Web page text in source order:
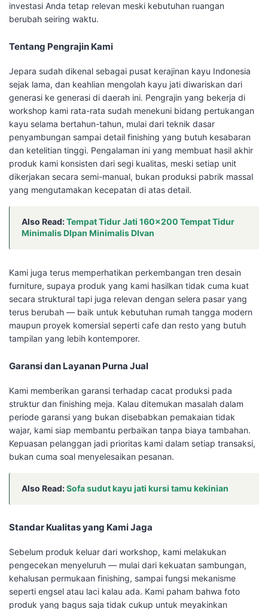
investasi Anda tetap relevan meski kebutuhan ruangan
berubah seiring waktu.
Tentang Pengrajin Kami
Jepara sudah dikenal sebagai pusat kerajinan kayu Indonesia
sejak lama, dan keahlian mengolah kayu jati diwariskan dari
generasi ke generasi di daerah ini. Pengrajin yang bekerja di
workshop kami rata-rata sudah menekuni bidang pertukangan
kayu selama bertahun-tahun, mulai dari teknik dasar
penyambungan sampai detail finishing yang butuh kesabaran
dan ketelitian tinggi. Pengalaman ini yang membuat hasil akhir
produk kami konsisten dari segi kualitas, meski setiap unit
dikerjakan secara semi-manual, bukan produksi pabrik massal
yang mengutamakan kecepatan di atas detail.
Also Read:Tempat Tidur Jati 160×200 Tempat Tidur
Minimalis DIpan Minimalis DIvan
Kami juga terus memperhatikan perkembangan tren desain
furniture, supaya produk yang kami hasilkan tidak cuma kuat
secara struktural tapi juga relevan dengan selera pasar yang
terus berubah — baik untuk kebutuhan rumah tangga modern
maupun proyek komersial seperti cafe dan resto yang butuh
tampilan yang lebih kontemporer.
Garansi dan Layanan Purna Jual
Kami memberikan garansi terhadap cacat produksi pada
struktur dan finishing meja. Kalau ditemukan masalah dalam
periode garansi yang bukan disebabkan pemakaian tidak
wajar, kami siap membantu perbaikan tanpa biaya tambahan.
Kepuasan pelanggan jadi prioritas kami dalam setiap transaksi,
bukan cuma soal menyelesaikan pesanan.
Also Read:Sofa sudut kayu jati kursi tamu kekinian
Standar Kualitas yang Kami Jaga
Sebelum produk keluar dari workshop, kami melakukan
pengecekan menyeluruh — mulai dari kekuatan sambungan,
kehalusan permukaan finishing, sampai fungsi mekanisme
seperti engsel atau laci kalau ada. Kami paham bahwa foto
produk yang bagus saja tidak cukup untuk meyakinkan